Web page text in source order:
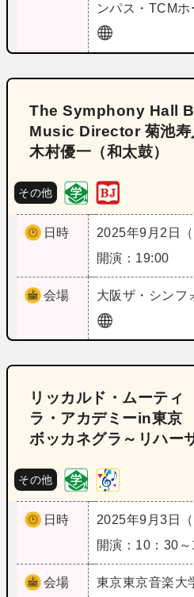
ンパス・TCMホ
The Symphony Hall
Music Director 菊池
木村優一（和太鼓）
その他
日時
2025年9月2日（
開演：19:00
会場 大阪ザ・シンフ
リッカルド・ムーテ
ラ・アカデミーin東京
ボッカネグラ～リハー
その他
日時
2025年9月3日（
開演：10：30
会場 東京東京音楽大